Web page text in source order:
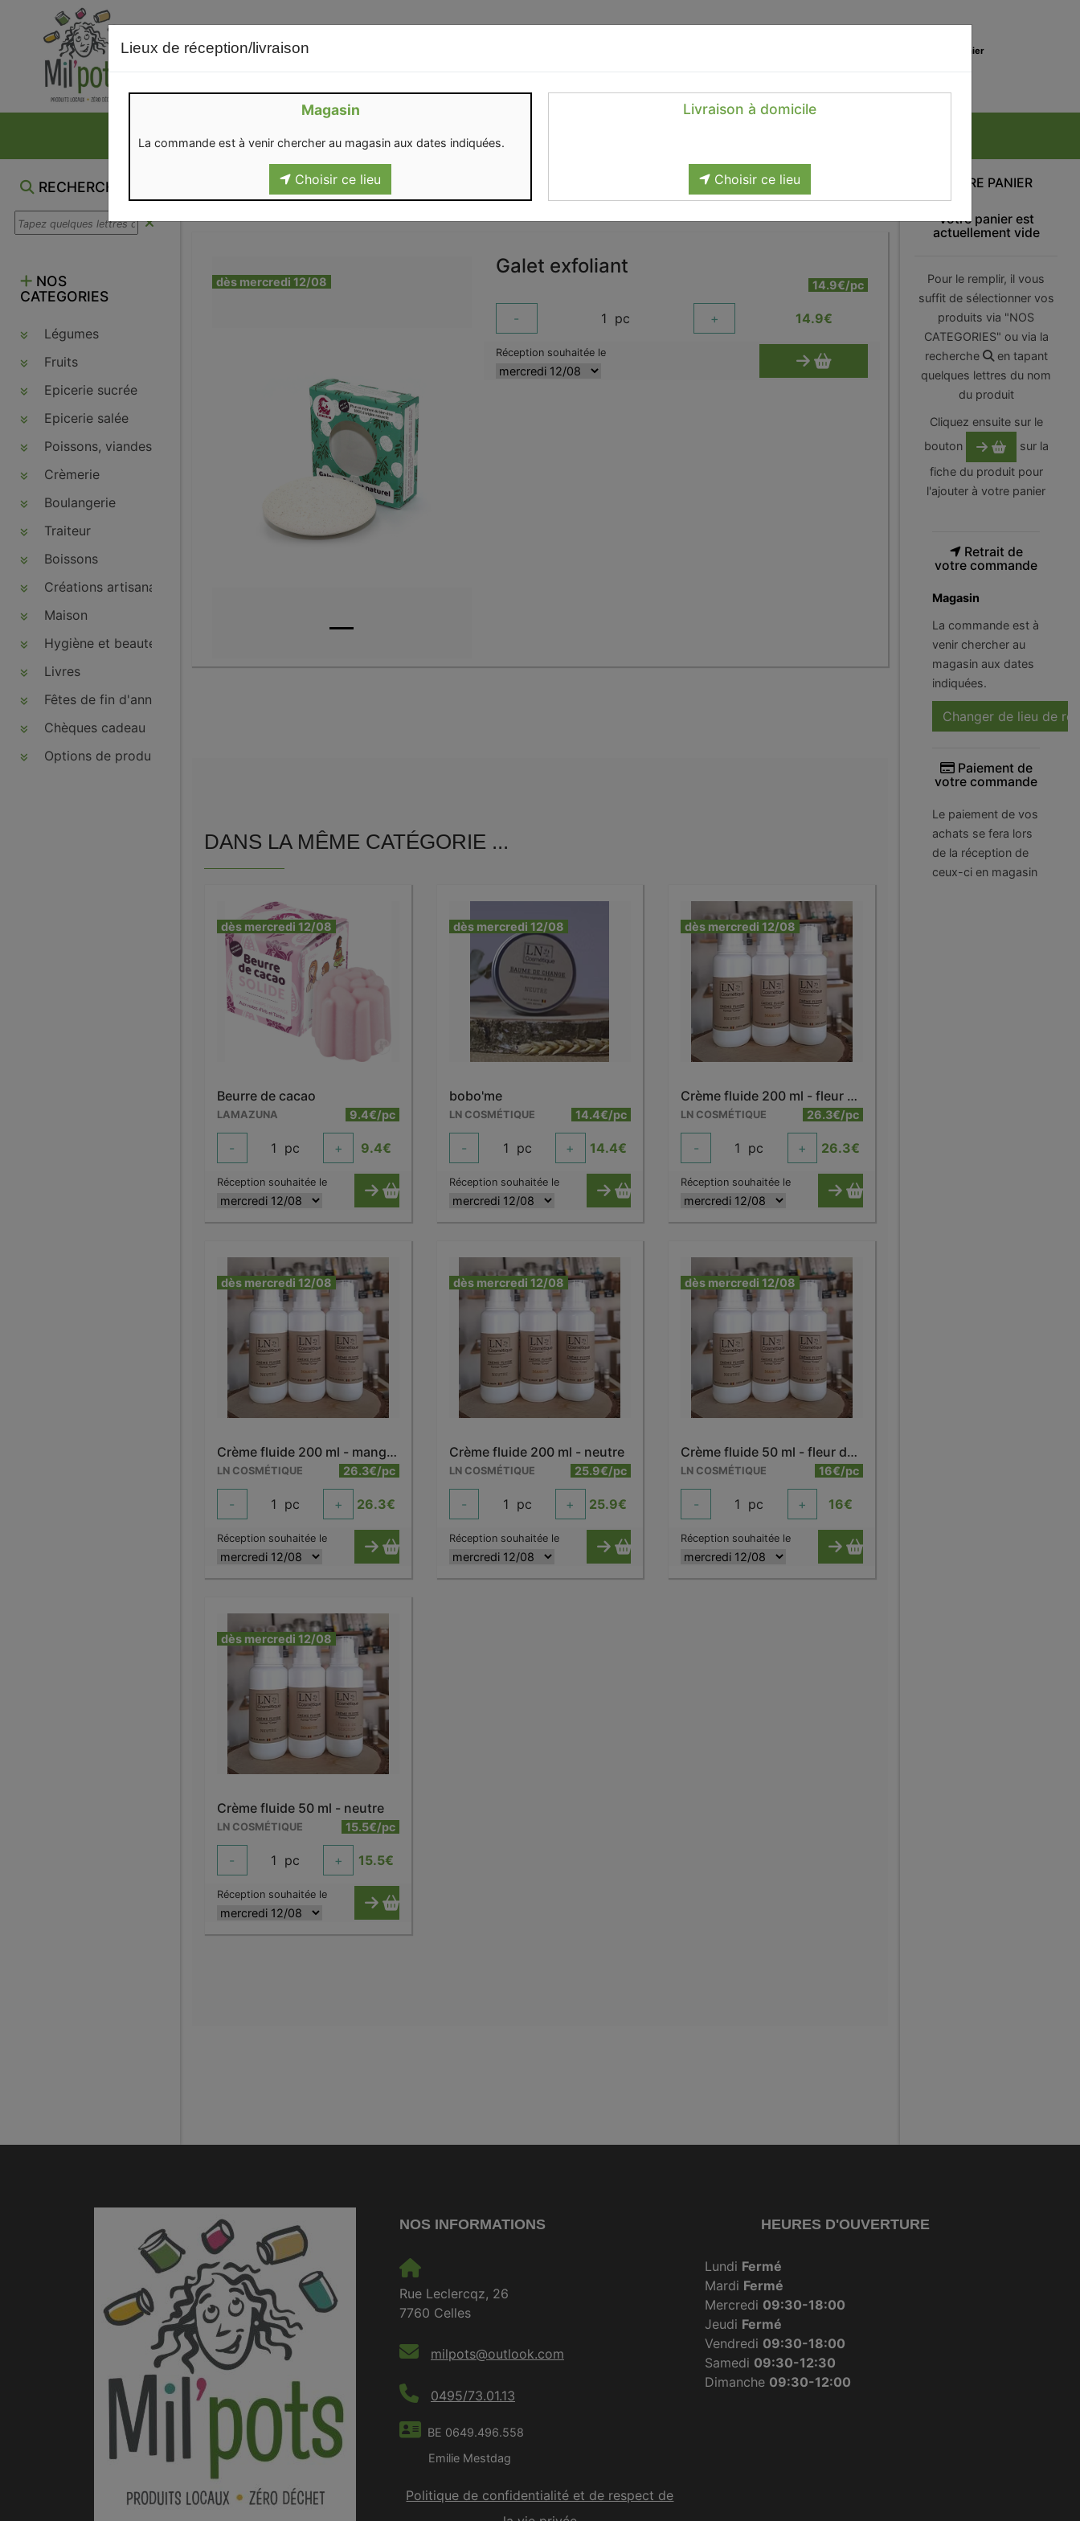
Mon panier
RECHERCHE
NOS
CATEGORIES
Légumes
Fruits
Epicerie sucrée
Epicerie salée
Poissons, viandes, volailles, charcuteries
Crèmerie
Boulangerie
Traiteur
Boissons
Créations artisanales
Maison
Hygiène et beauté
Livres
Fêtes de fin d'année
Chèques cadeau
Options de produits
Lieux de réception/livraison
Magasin
La commande est à venir chercher au magasin aux dates indiquées.
Choisir ce lieu
Livraison à domicile
Choisir ce lieu
dès mercredi 12/08
Galet exfoliant
14.9€/pc
- 1 pc + 14.9€
Réception souhaitée le
DANS LA MÊME CATÉGORIE ...
dès mercredi 12/08
Beurre de cacao
LAMAZUNA 9.4€/pc
- 1 pc + 9.4€
Réception souhaitée le
dès mercredi 12/08
bobo'me
LN COSMÉTIQUE 14.4€/pc
- 1 pc + 14.4€
Réception souhaitée le
dès mercredi 12/08
Crème fluide 200 ml - fleur de cerisier
LN COSMÉTIQUE 26.3€/pc
- 1 pc + 26.3€
Réception souhaitée le
dès mercredi 12/08
Crème fluide 200 ml - mangue
LN COSMÉTIQUE 26.3€/pc
- 1 pc + 26.3€
Réception souhaitée le
dès mercredi 12/08
Crème fluide 200 ml - neutre
LN COSMÉTIQUE 25.9€/pc
- 1 pc + 25.9€
Réception souhaitée le
dès mercredi 12/08
Crème fluide 50 ml - fleur de cerisier
LN COSMÉTIQUE 16€/pc
- 1 pc + 16€
Réception souhaitée le
dès mercredi 12/08
Crème fluide 50 ml - neutre
LN COSMÉTIQUE 15.5€/pc
- 1 pc + 15.5€
Réception souhaitée le
VOTRE PANIER
Votre panier est
actuellement vide
Pour le remplir, il vous
suffit de sélectionner vos
produits via "NOS
CATEGORIES" ou via la
recherche
en tapant
quelques lettres du nom
du produit
Cliquez ensuite sur le
bouton
sur la
fiche du produit pour
l'ajouter à votre panier
Retrait de
votre commande
Magasin
La commande est à
venir chercher au
magasin aux dates
indiquées.
Changer de lieu de
Paiement de
votre commande
Le paiement de vos
achats se fera lors
de la réception de
ceux-ci en magasin
NOS INFORMATIONS
Rue Leclercqz, 26
7760 Celles
milpots@outlook.com
0495/73.01.13
BE 0649.496.558
Emilie Mestdag
Politique de confidentialité et de respect de
HEURES D'OUVERTURE
Lundi Fermé
Mardi Fermé
Mercredi 09:30-18:00
Jeudi Fermé
Vendredi 09:30-18:00
Samedi 09:30-12:30
Dimanche 09:30-12:00